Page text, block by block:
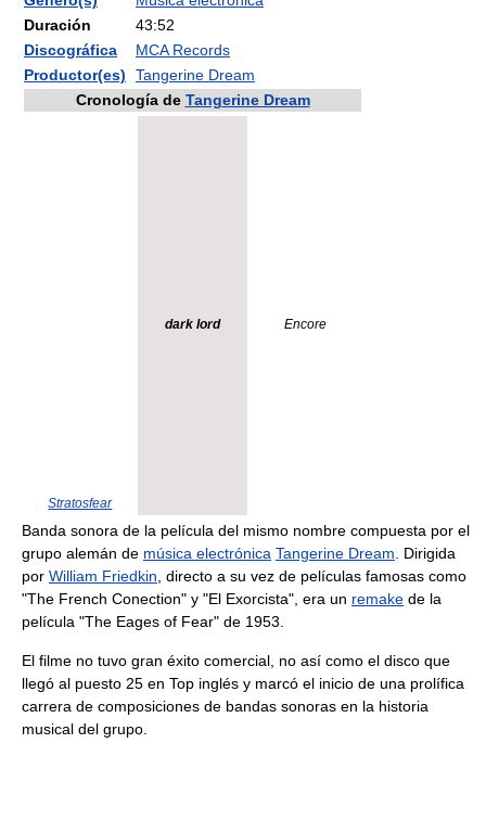
Duración
43:52
Discográfica
MCA Records
Productor(es)
Tangerine Dream
Cronología de Tangerine Dream
Stratosfear
dark lord Encore
Banda sonora de la película del mismo nombre compuesta por el
grupo alemán de música electrónica Tangerine Dream . Dirigida
por William Friedkin , directo a su vez de películas famosas como
"The French Conection" y "El Exorcista", era un remake de la
película "The Eages of Fear" de 1953.
El filme no tuvo gran éxito comercial, no así como el disco que
llegó al puesto 25 en Top inglés y marcó el inicio de una prolífica
carrera de composiciones de bandas sonoras en la historia
musical del grupo.